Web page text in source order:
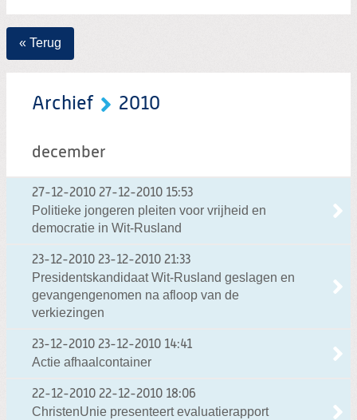
« Terug
Archief 2010
december
27-12-2010 27-12-2010 15:53
Politieke jongeren pleiten voor vrijheid en
democratie in Wit-Rusland
23-12-2010 23-12-2010 21:33
Presidentskandidaat Wit-Rusland geslagen en
gevangengenomen na afloop van de
verkiezingen
23-12-2010 23-12-2010 14:41
Actie afhaalcontainer
22-12-2010 22-12-2010 18:06
ChristenUnie presenteert evaluatierapport